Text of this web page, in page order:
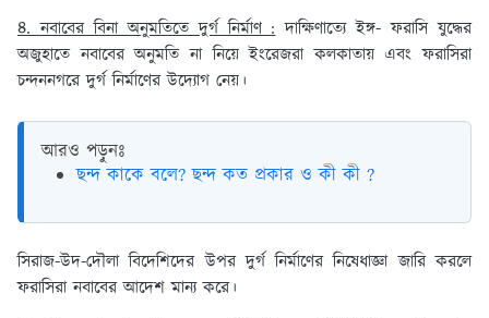
৪. নবাবের বিনা অনুমতিতে দুর্গ নির্মাণ :দাক্ষিণাত্যে ইঙ্গ- ফরাসি যুদ্ধের
অজুহাতে নবাবের অনুমতি না নিয়ে ইংরেজরা কলকাতায় এবং ফরাসিরা
চন্দননগরে দুর্গ নির্মাণের উদ্যোগ নেয়।
আরও পড়ুনঃ
ছন্দ কাকে বলে? ছন্দ কত প্রকার ও কী কী ?
সিরাজ-উদ-দৌলা বিদেশিদের উপর দুর্গ নির্মাণের নিষেধাজ্ঞা জারি করলে
ফরাসিরা নবাবের আদেশ মান্য করে।